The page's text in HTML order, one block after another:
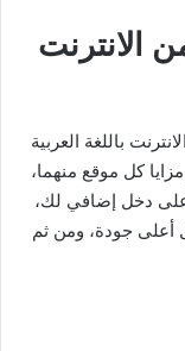
الانترنت
باللغة العربية
كل موقع منهما،
دخل إضافي لك،
أعلى جودة، ومن ثم